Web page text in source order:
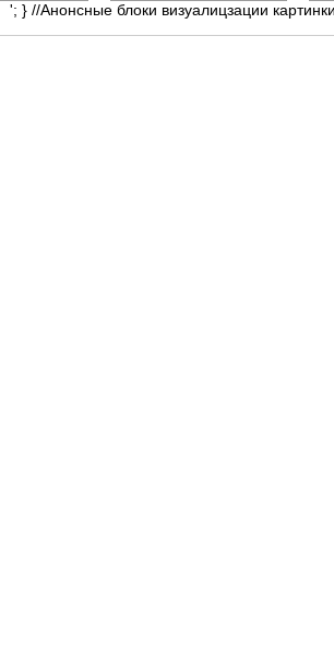
'; } //Анонсные блоки визуалицзации